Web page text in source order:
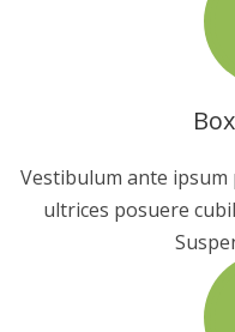
Vestibulum ante
ultrices posuere